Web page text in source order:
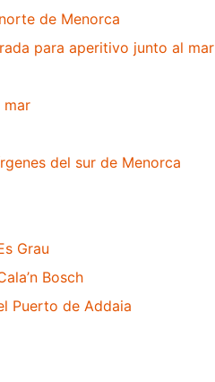
de Menorca
para aperitivo junto al mar
mar
del sur de Menorca
Grau
Bosch
Puerto de Addaia